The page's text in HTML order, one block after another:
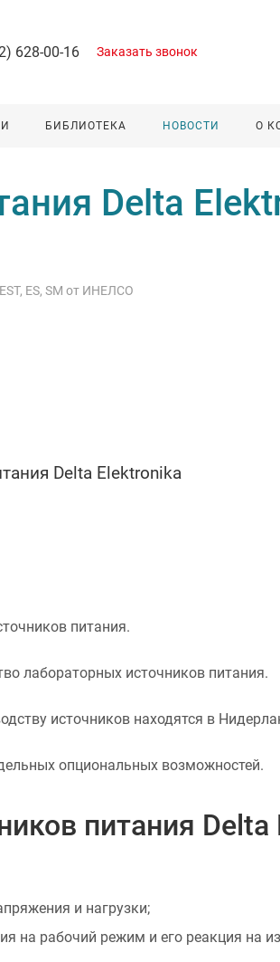
628-00-16 Заказать звонок
БИБЛИОТЕКА НОВОСТИ О
Delta
ES, SM от ИНЕЛСО
Delta Elektronika
питания.
лабораторных источников питания.
источников находятся в
опциональных возможностей.
питания Delta
и нагрузки;
на рабочий режим и его реакция на